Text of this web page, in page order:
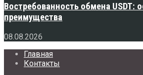
Востребованность обмена USDT:
преимущества
08.08.2026
Главная
Контакты